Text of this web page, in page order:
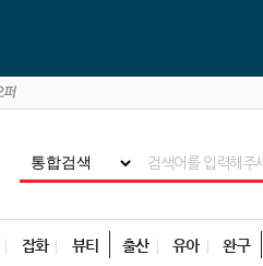
잡화 뷰티 출산 유아 완구